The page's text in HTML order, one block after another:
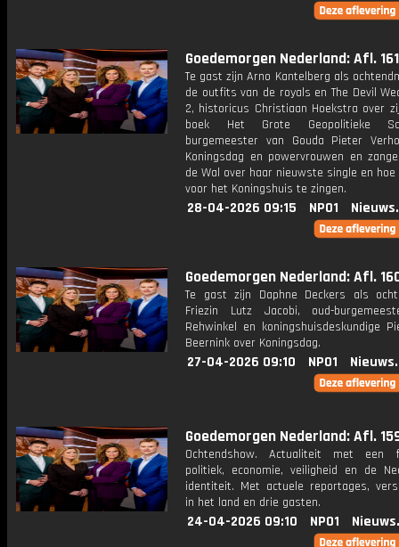
Goedemorgen Nederland: Afl. 161
Te gast zijn Arno Kantelberg als
de outfits van de royals en The Devil
2, historicus Christiaan Hoekstra over
boek Het Grote Geopolitieke
burgemeester van Gouda Pieter
Koningsdag en powervrouwen en
de Wal over haar nieuwste single en
voor het Koningshuis te zingen.
28-04-2026 09:15 NPO1
Goedemorgen Nederland: Afl.
Te gast zijn Daphne Deckers als
Friezin Lutz Jacobi, oud-
Rehwinkel en koningshuisdeskundige
Beernink over Koningsdag.
27-04-2026 09:10 NPO1
Goedemorgen Nederland: Afl.
Ochtendshow. Actualiteit met een
politiek, economie, veiligheid en de
identiteit. Met actuele reportages,
in het land en drie gasten.
24-04-2026 09:10 NPO1